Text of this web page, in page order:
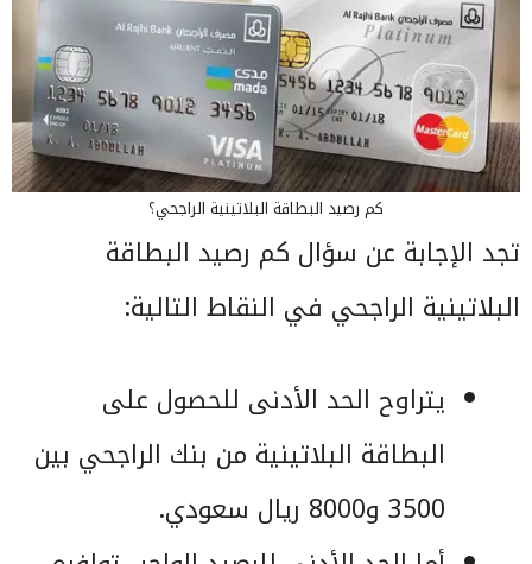
كم رصيد البطاقة البلاتينية الراجحي؟
تجد الإجابة عن سؤال كم رصيد البطاقة
البلاتينية الراجحي في النقاط التالية:
يتراوح الحد الأدنى للحصول على
البطاقة البلاتينية من بنك الراجحي بين
3500 و8000 ريال سعودي.